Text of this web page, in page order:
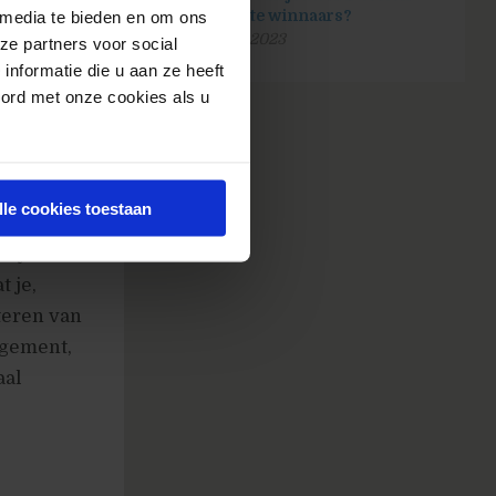
te bieden en om ons
partners voor social
die u aan ze heeft
met onze cookies als u
cookies toestaan
zorg
doen
je,
van
zijn echte winnaars?